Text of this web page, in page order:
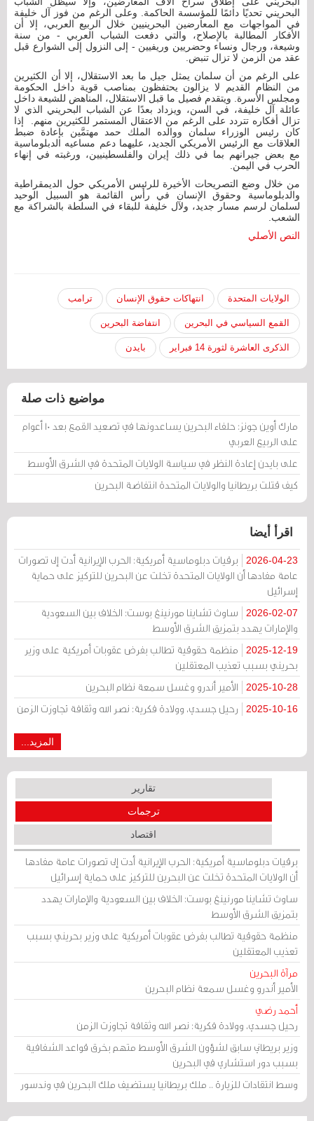
البحريني تحديًا دائمًا للمؤسسة الحاكمة. وعلى الرغم من فوز آل خليفة
في المواجهات مع المعارضين البحرينيين خلال الربيع العربي، إلا أن
الأفكار المطالبة بالإصلاح، والتي دفعت الشباب العربي - من سنة
وشيعة، ورجال ونساء وحضريين وريفيين - إلى النزول إلى الشوارع قبل
عقد من الزمن لا تزال تنبض.
على الرغم من أن سلمان يمثل جيل ما بعد الاستقلال، إلا أن الكثيرين
من النظام القديم لا يزالون يحتفظون بمناصب قوية داخل الحكومة
ومجلس الأسرة. ويتقدم فصيل ما قبل الاستقلال، المناهض للشيعة داخل
عائلة آل خليفة، في السن، ويزداد بعدًا عن الشباب البحريني الذي لا
تزال أفكاره تتردد على الرغم من الاعتقال المستمر للكثيرين منهم. إذا
كان رئيس الوزراء سلمان ووالده الملك حمد مهتمَّين بإعادة ضبط
العلاقات مع الرئيس الأمريكي الجديد، عليهما دعم مساعيه الدبلوماسية
مع بعض جيرانهم بما في ذلك إيران والفلسطينيين، ورغبته في إنهاء
الحرب في اليمن.
من خلال وضع التصريحات الأخيرة للرئيس الأمريكي حول الديمقراطية
والدبلوماسية وحقوق الإنسان في رأس القائمة هو السبيل الوحيد
لسلمان لرسم مسار جديد، ولآل خليفة للبقاء في السلطة بالشراكة مع
الشعب.
النص الأصلي
الولايات المتحدة انتهاكات حقوق الإنسان ترامب
القمع السياسي في البحرين انتفاضة البحرين
الذكرى العاشرة لثورة 14 فبراير بايدن
مواضيع ذات صلة
مارك أوين جونز: حلفاء البحرين يساعدونها في تصعيد القمع بعد 10 أعوام
على الربيع العربي
على بايدن إعادة النظر في سياسة الولايات المتحدة في الشرق الأوسط
كيف قتلت بريطانيا والولايات المتحدة انتفاضة البحرين
اقرأ أيضا
2026-04-23
برقيات دبلوماسية أمريكية: الحرب الإيرانية أدت إلى تصورات
عامة مفادها أن الولايات المتحدة تخلت عن البحرين للتركيز على حماية
إسرائيل
2026-02-07
ساوث تشاينا مورنينغ بوست: الخلاف بين السعودية
والإمارات يهدد بتمزيق الشرق الأوسط
2025-12-19
منظمة حقوقية تطالب بفرض عقوبات أمريكية على وزير
بحريني بسبب تعذيب المعتقلين
2025-10-28 الأمير أندرو وغسل سمعة نظام البحرين
2025-10-16 رحيل جسدي، وولادة فكرية: نصر الله وثقافة تجاوزت الزمن
المزيد...
تقارير
ترجمات
اقتصاد
برقيات دبلوماسية أمريكية: الحرب الإيرانية أدت إلى تصورات عامة مفادها
أن الولايات المتحدة تخلت عن البحرين للتركيز على حماية إسرائيل
ساوث تشاينا مورنينغ بوست: الخلاف بين السعودية والإمارات يهدد
بتمزيق الشرق الأوسط
منظمة حقوقية تطالب بفرض عقوبات أمريكية على وزير بحريني بسبب
تعذيب المعتقلين
مرآة البحرين
الأمير أندرو وغسل سمعة نظام البحرين
أحمد رضي
رحيل جسدي، وولادة فكرية: نصر الله وثقافة تجاوزت الزمن
وزير بريطاني سابق لشؤون الشرق الأوسط متهم بخرق قواعد الشفافية
بسبب دور استشاري في البحرين
وسط انتقادات للزيارة .. ملك بريطانيا يستضيف ملك البحرين في وندسور